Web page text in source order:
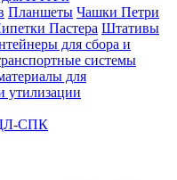
Планшеты Чашки Петри
Пастера Штативы
для сбора и
системы
для
утилизации
СПК